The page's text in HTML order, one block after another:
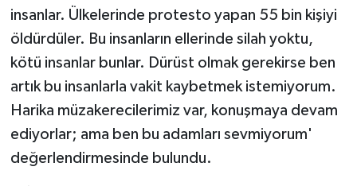
insanlar. Ülkelerinde protesto yapan 55 bin kişiyi
öldürdüler. Bu insanların ellerinde silah yoktu,
kötü insanlar bunlar. Dürüst olmak gerekirse ben
artık bu insanlarla vakit kaybetmek istemiyorum.
Harika müzakerecilerimiz var, konuşmaya devam
ediyorlar; ama ben bu adamları sevmiyorum'
değerlendirmesinde bulundu.